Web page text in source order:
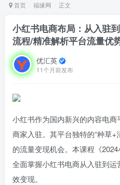
首页 福缘网 正文
小红书电商布局：从入驻
流程/精准解析平台流量优
优汇英
11个月前发布
小红书作为国内新兴的内容电
商家入驻。其平台独特的“种草+
的流量变现机会。本课程《
全面掌握小红书电商从入驻到
效变现。